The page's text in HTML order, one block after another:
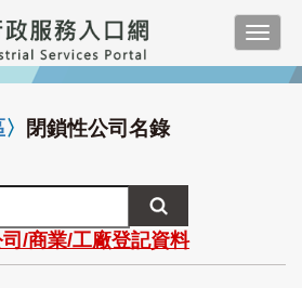
〉 閉鎖性公司名錄
司/商業/工廠登記資料